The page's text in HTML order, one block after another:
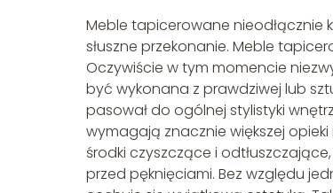
Meble tapicerowane nieodłącznie
słuszne przekonanie. Meble
Oczywiście w tym momencie
być wykonana z prawdziwej lub
pasował do ogólnej stylistyki
wymagają znacznie większej
środki czyszczące i
przed pęknięciami. Bez względu